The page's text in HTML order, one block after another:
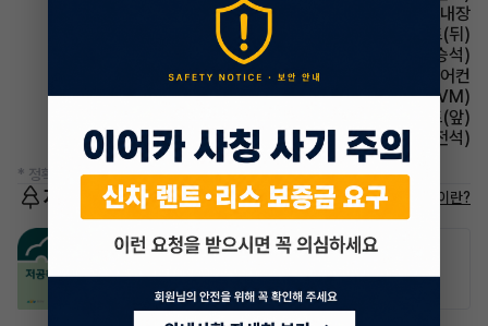
스티어링휠 열선내장
시트 열선시트(뒤)
시트 전동시트(동승석)
에어컨 풀오토에어컨
주차보조 어라운드뷰(AVM)
시트 열선시트(앞)
시트 전동시트(운전석)
* 정확한 정보는 판매자와 반드시 확인하시기 바랍니다.
저공해차량 정보 저공해차량이란?
공항주차장
20% 할인
공영주차장
50% 할인